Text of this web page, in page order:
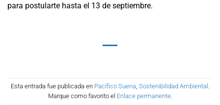
para postularte hasta el 13 de septiembre.
Esta entrada fue publicada en Pacífico Suena, Sostenibilidad Ambiental .
Marque como favorito el Enlace permanente.